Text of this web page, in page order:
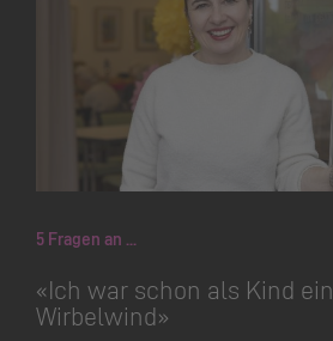
5 Fragen an ...
«Ich war schon als Kind ein
Wirbelwind»